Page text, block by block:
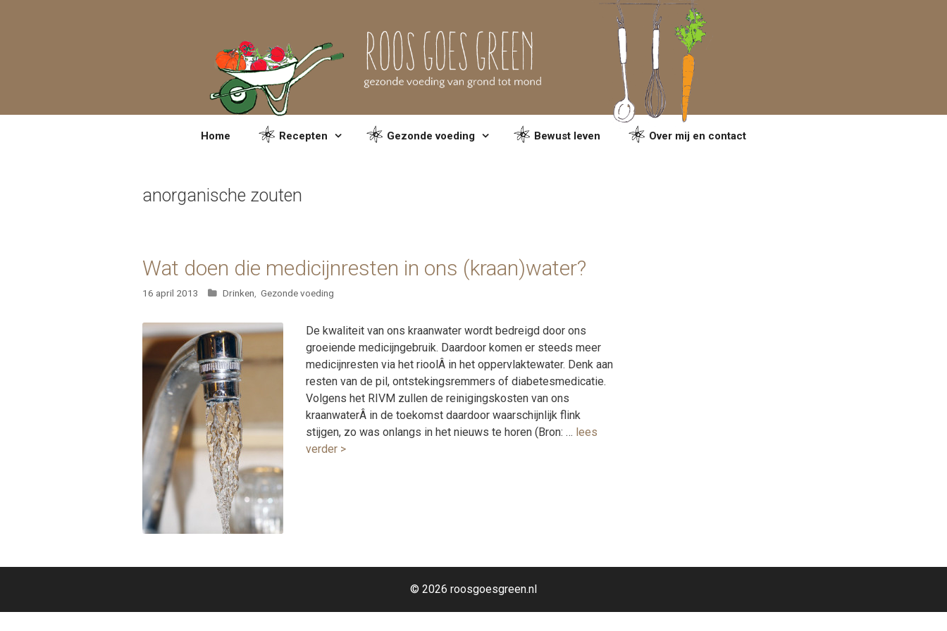
Home Recepten Gezonde voeding Bewust leven Over mij en contact
anorganische zouten
Wat doen die medicijnresten in ons (kraan)water?
16 april 2013 Categorieën
Drinken, Gezonde voeding
De kwaliteit van ons kraanwater wordt bedreigd door ons
groeiende medicijngebruik. Daardoor komen er steeds meer
medicijnresten via het rioolÂ in het oppervlaktewater. Denk aan
resten van de pil, ontstekingsremmers of diabetesmedicatie.
Volgens het RIVM zullen de reinigingskosten van ons
kraanwaterÂ in de toekomst daardoor waarschijnlijk flink
stijgen, zo was onlangs in het nieuws te horen (Bron: … lees
verder >
© 2026 roosgoesgreen.nl